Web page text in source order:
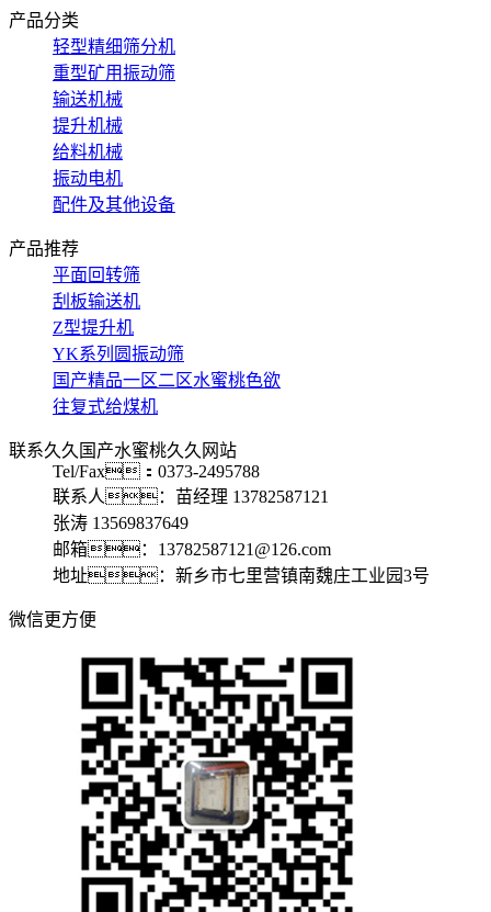
产品分类
轻型精细筛分机
重型矿用振动筛
输送机械
提升机械
给料机械
振动电机
配件及其他设备
产品推荐
平面回转筛
刮板输送机
Z型提升机
YK系列圆振动筛
国产精品一区二区水蜜桃色欲
往复式给煤机
联系久久国产水蜜桃久久网站
Tel/Fax：0373-2495788
联系人：苗经理 13782587121
张涛 13569837649
邮箱：13782587121@126.com
地址：新乡市七里营镇南魏庄工业园3号
微信更方便